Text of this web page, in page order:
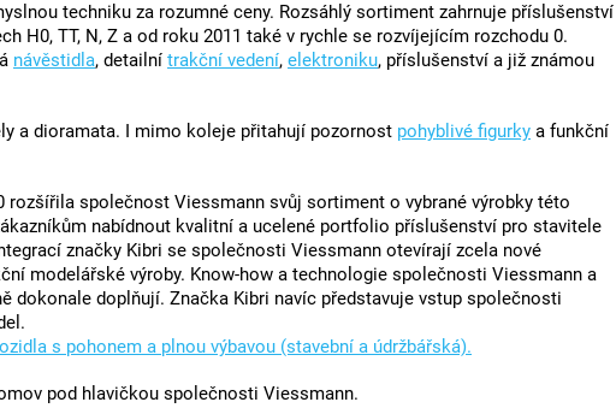
techniku za rozumné ceny. Rozsáhlý sortiment zahrnuje příslušenství
H0, TT, N, Z a od roku 2011 také v rychle se rozvíjejícím rozchodu 0.
návěstidla, detailní trakční vedení, elektroniku, příslušenství a již známou
a dioramata. I mimo koleje přitahují pozornost pohyblivé figurky a funkční
rozšířila společnost Viessmann svůj sortiment o vybrané výrobky této
nabídnout kvalitní a ucelené portfolio příslušenství pro stavitele
značky Kibri se společnosti Viessmann otevírají zcela nové
modelářské výroby. Know-how a technologie společnosti Viessmann a
dokonale doplňují. Značka Kibri navíc představuje vstup společnosti
s pohonem a plnou výbavou (stavební a údržbářská).
pod hlavičkou společnosti Viessmann.